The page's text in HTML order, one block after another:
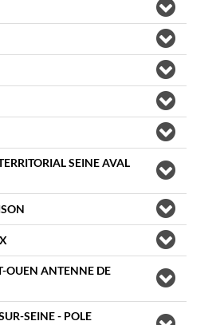
SEINE AVAL
OUEN ANTENNE DE
SEINE - POLE